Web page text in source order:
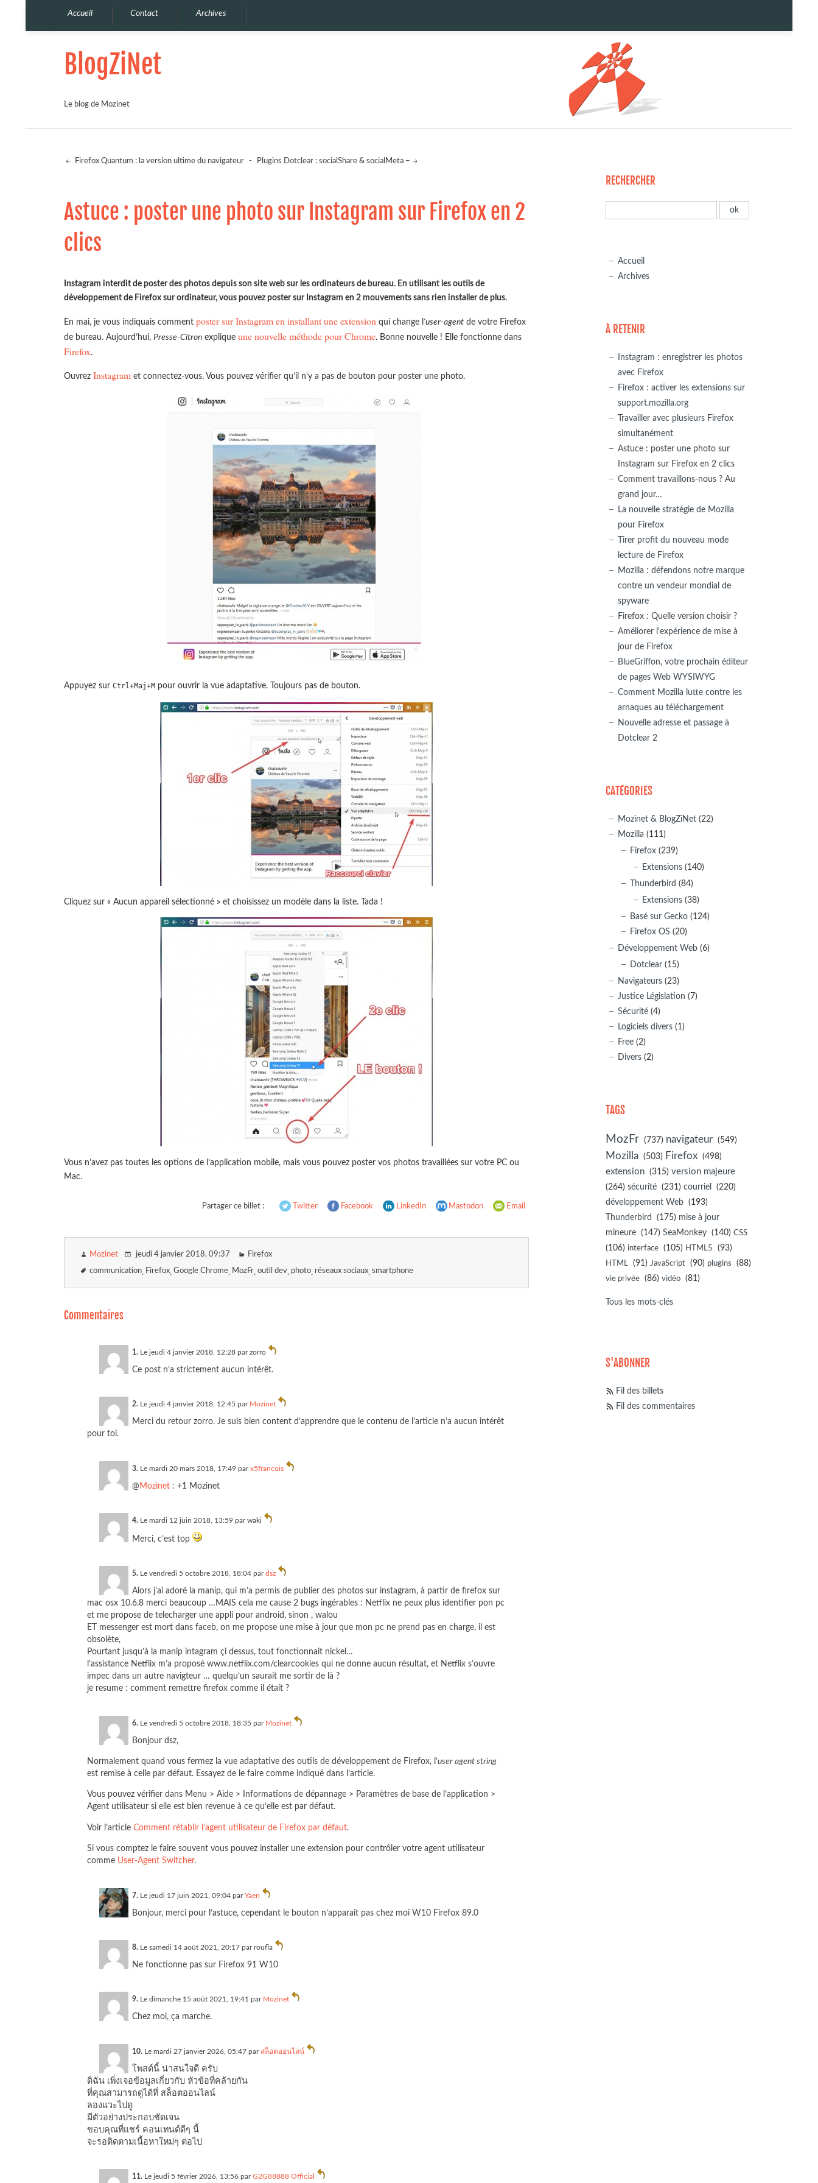
Accueil Contact Archives
BlogZiNet
Le blog de Mozinet
Firefox Quantum : la version ultime du navigateur - Plugins Dotclear : socialShare & socialMeta –
Astuce : poster une photo sur Instagram sur Firefox en 2
clics
Instagram interdit de poster des photos depuis son site web sur les ordinateurs de bureau. En utilisant les outils de
développement de Firefox sur ordinateur, vous pouvez poster sur Instagram en 2 mouvements sans rien installer de plus.
En mai, je vous indiquais comment poster sur Instagram en installant une extension qui change l ‘user-agent de votre Firefox
de bureau. Aujourd’hui, Presse-Citron explique une nouvelle méthode pour Chrome. Bonne nouvelle ! Elle fonctionne dans
Firefox.
Ouvrez Instagram et connectez-vous. Vous pouvez vérifier qu’il n’y a pas de bouton pour poster une photo.
Appuyez sur Ctrl+Maj+M pour ouvrir la vue adaptative. Toujours pas de bouton.
Cliquez sur « Aucun appareil sélectionné » et choisissez un modèle dans la liste. Tada !
Vous n’avez pas toutes les options de l’application mobile, mais vous pouvez poster vos photos travaillées sur votre PC ou
Mac.
Partager ce billet : Twitter Facebook LinkedIn Mastodon Email
Mozinet jeudi 4 janvier 2018, 09:37 Firefox
communication Firefox Google Chrome MozFr outil dev photo réseaux sociaux smartphone
Commentaires
1. Le jeudi 4 janvier 2018, 12:28 parzorro
Ce post n’a strictement aucun intérêt.
2. Le jeudi 4 janvier 2018, 12:45 par Mozinet
Merci du retour zorro. Je suis bien content d’apprendre que le contenu de l’article n’a aucun intérêt
pour toi.
3. Le mardi 20 mars 2018, 17:49 parx5francois
@ Mozinet : +1 Mozinet
4. Le mardi 12 juin 2018, 13:59 parwaki
Merci, c’est top
5. Le vendredi 5 octobre 2018, 18:04 pardsz
Alors j’ai adoré la manip, qui m’a permis de publier des photos sur instagram, à partir de firefox sur
mac osx 10.6.8 merci beaucoup …MAIS cela me cause 2 bugs ingérables : Netflix ne peux plus identifier pon pc
et me propose de telecharger une appli pour android, sinon , walou
ET messenger est mort dans faceb, on me propose une mise à jour que mon pc ne prend pas en charge, il est
obsolète,
Pourtant jusqu’à la manip intagram çi dessus, tout fonctionnait nickel…
l’assistance Netflix m’a proposé www.netflix.com/clearcookies qui ne donne aucun résultat, et Netflix s’ouvre
impec dans un autre navigteur … quelqu’un saurait me sortir de là ?
je resume : comment remettre firefox comme il était ?
6. Le vendredi 5 octobre 2018, 18:35 par Mozinet
Bonjour dsz,
Normalement quand vous fermez la vue adaptative des outils de développement de Firefox, l’user agent string
est remise à celle par défaut. Essayez de le faire comme indiqué dans l’article.
Vous pouvez vérifier dans Menu > Aide > Informations de dépannage > Paramètres de base de l’application >
Agent utilisateur si elle est bien revenue à ce qu’elle est par défaut.
Voir l’articleComment rétablir l’agent utilisateur de Firefox par défaut.
Si vous comptez le faire souvent vous pouvez installer une extension pour contrôler votre agent utilisateur
comme User-Agent Switcher.
7. Le jeudi 17 juin 2021, 09:04 parYaen
Bonjour, merci pour l’astuce, cependant le bouton n’apparait pas chez moi W10 Firefox 89.0
8. Le samedi 14 août 2021, 20:17 parroufla
Ne fonctionne pas sur Firefox 91 W10
9. Le dimanche 15 août 2021, 19:41 par Mozinet
Chez moi, ça marche.
10. Le mardi 27 janvier 2026, 05:47 par สล็อตออนไลน์
โพสต์นี้ น่าสนใจดี ครับ
ดิฉัน เพิ่งเจอข้อมูลเกี่ยวกับ หัวข้อที่คล้ายกัน
ที่คุณสามารถดูได้ที่ สล็อตออนไลน์
ลองแวะไปดู
มีตัวอย่างประกอบชัดเจน
ขอบคุณที่แชร์ คอนเทนต์ดีๆ นี้
จะรอติดตามเนื้อหาใหม่ๆ ต่อไป
11. Le jeudi 5 février 2026, 13:56 parG2G88888 Official
RECHERCHER
Accueil
Archives
À RETENIR
Instagram : enregistrer les photos
avec Firefox
Firefox : activer les extensions sur
support.mozilla.org
Travailler avec plusieurs Firefox
simultanément
Astuce : poster une photo sur
Instagram sur Firefox en 2 clics
Comment travaillons-nous ? Au
grand jour…
La nouvelle stratégie de Mozilla
pour Firefox
Tirer profit du nouveau mode
lecture de Firefox
Mozilla : défendons notre marque
contre un vendeur mondial de
spyware
Firefox : Quelle version choisir ?
Améliorer l'expérience de mise à
jour de Firefox
BlueGriffon, votre prochain éditeur
de pages Web WYSIWYG
Comment Mozilla lutte contre les
arnaques au téléchargement
Nouvelle adresse et passage à
Dotclear 2
CATÉGORIES
Mozinet & BlogZiNet (22)
Mozilla (111)
Firefox (239)
Extensions (140)
Thunderbird (84)
Extensions (38)
Basé sur Gecko (124)
Firefox OS (20)
Développement Web (6)
Dotclear (15)
Navigateurs (23)
Justice Législation (7)
Sécurité (4)
Logiciels divers (1)
Free (2)
Divers (2)
TAGS
MozFr (737) navigateur (549)
Mozilla (503) Firefox (498)
extension (315)version majeure
(264)sécurité (231)courriel
(220)
développement Web (193)
Thunderbird (175) mise à jour
mineure (147)SeaMonkey (140)CSS
(106)interface (105) HTML5 (93)
HTML (91) JavaScript (90) plugins (88)
vie privée (86)vidéo (81)
Tous les mots-clés
S'ABONNER
Fil des billets
Fil des commentaires